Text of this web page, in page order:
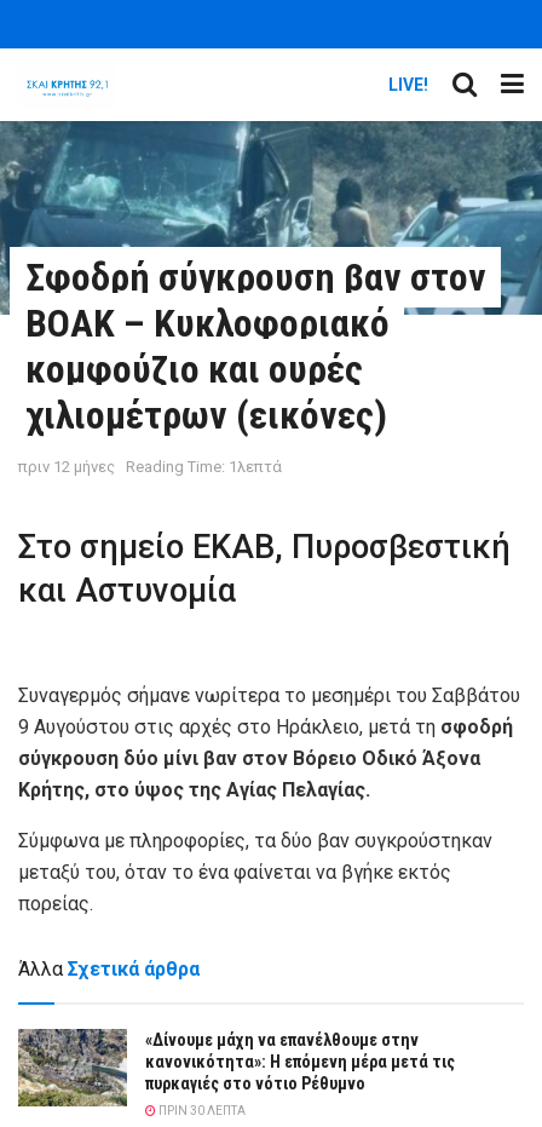
LIVE!
Σφοδρή σύγκρουση βαν στον
ΒΟΑΚ – Κυκλοφοριακό
κομφούζιο και ουρές
χιλιομέτρων (εικόνες)
πριν 12 μήνες Reading Time: 1λεπτά
Στο σημείο ΕΚΑΒ, Πυροσβεστική
και Αστυνομία
Συναγερμός σήμανε νωρίτερα το μεσημέρι του Σαββάτου
9 Αυγούστου στις αρχές στο Ηράκλειο, μετά τη σφοδρή
σύγκρουση δύο μίνι βαν στον Βόρειο Οδικό Άξονα
Κρήτης, στο ύψος της Αγίας Πελαγίας.
Σύμφωνα με πληροφορίες, τα δύο βαν συγκρούστηκαν
μεταξύ του, όταν το ένα φαίνεται να βγήκε εκτός
πορείας.
Άλλα Σχετικά άρθρα
«Δίνουμε μάχη να επανέλθουμε στην
κανονικότητα»: Η επόμενη μέρα μετά τις
πυρκαγιές στο νότιο Ρέθυμνο
ΠΡΙΝ 30 ΛΕΠΤΆ